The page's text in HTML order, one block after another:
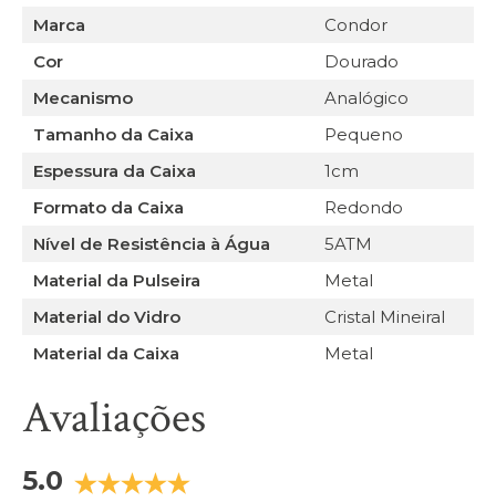
Marca
Condor
Cor
Dourado
Mecanismo
Analógico
Tamanho da Caixa
Pequeno
Espessura da Caixa
1cm
Formato da Caixa
Redondo
Nível de Resistência à Água
5ATM
Material da Pulseira
Metal
Material do Vidro
Cristal Mineiral
Material da Caixa
Metal
Avaliações
5.0